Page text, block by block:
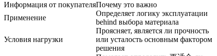
Информация от покупателяПочему это важно
Применение
Определяет логику эксплуатации
behind выбора материала
Условия нагрузки
Проясняет, является ли прочность
или усталость основным фактором
решения